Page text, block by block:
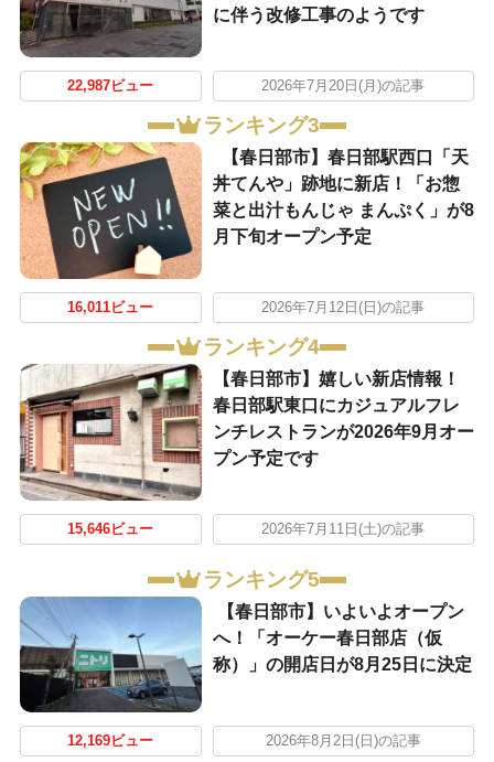
に伴う改修工事のようです
22,987ビュー 2026年7月20日(月)の記事
ランキング3
【春日部市】春日部駅西口「天
丼てんや」跡地に新店！「お惣
菜と出汁もんじゃ まんぷく」が8
月下旬オープン予定
16,011ビュー 2026年7月12日(日)の記事
ランキング4
【春日部市】嬉しい新店情報！
春日部駅東口にカジュアルフレ
ンチレストランが2026年9月オー
プン予定です
15,646ビュー 2026年7月11日(土)の記事
ランキング5
【春日部市】いよいよオープン
へ！「オーケー春日部店（仮
称）」の開店日が8月25日に決定
12,169ビュー 2026年8月2日(日)の記事